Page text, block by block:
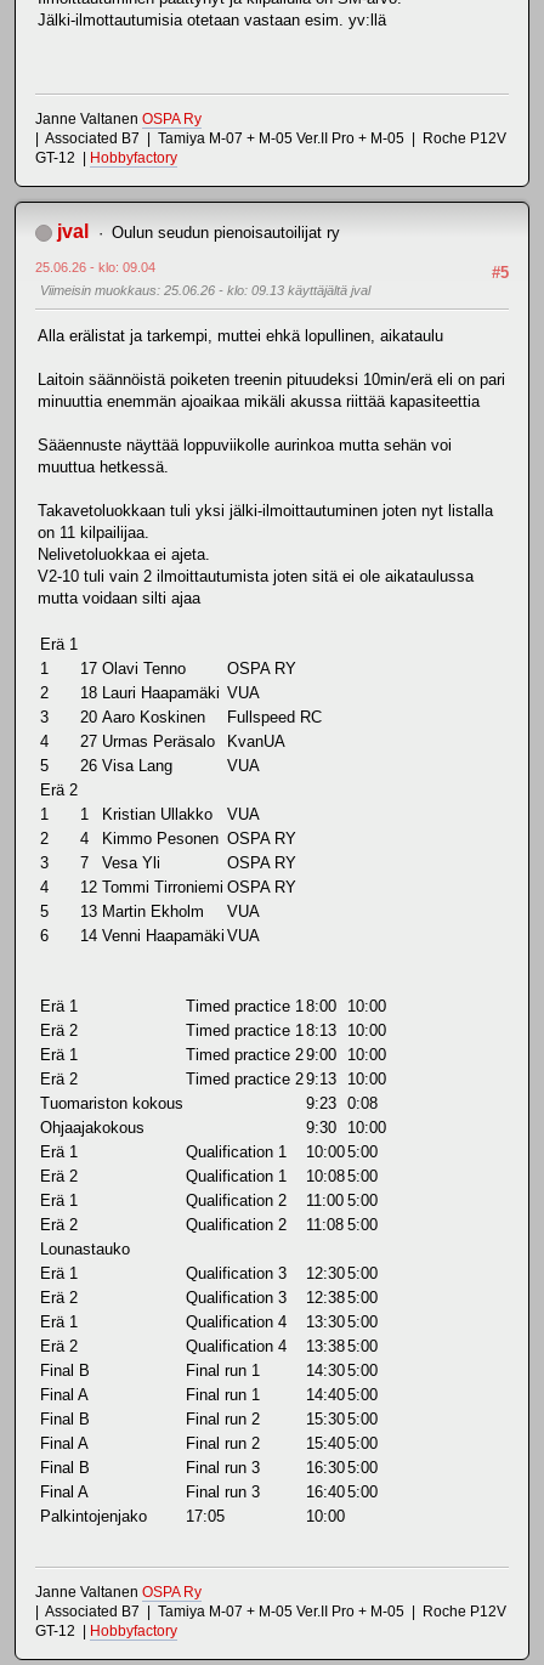
Jälki-ilmottautumisia otetaan vastaan esim. yv:llä
Janne Valtanen OSPA Ry
| Associated B7 | Tamiya M-07 + M-05 Ver.II Pro + M-05 | Roche P12V
GT-12 |
Hobbyfactory
jval Oulun seudun pienoisautoilijat ry
#5
25.06.26 - klo: 09.04
Viimeisin muokkaus: 25.06.26 - klo: 09.13 käyttäjältä jval
Alla erälistat ja tarkempi, muttei ehkä lopullinen, aikataulu
Laitoin säännöistä poiketen treenin pituudeksi 10min/erä eli on pari
minuuttia enemmän ajoaikaa mikäli akussa riittää kapasiteettia
Sääennuste näyttää loppuviikolle aurinkoa mutta sehän voi
muuttua hetkessä.
Takavetoluokkaan tuli yksi jälki-ilmoittautuminen joten nyt listalla
on 11 kilpailijaa.
Nelivetoluokkaa ei ajeta.
V2-10 tuli vain 2 ilmoittautumista joten sitä ei ole aikataulussa
mutta voidaan silti ajaa
Erä 1
1
17 Olavi Tenno
OSPA RY
2
18 Lauri Haapamäki VUA
3
20 Aaro Koskinen
Fullspeed RC
4
27 Urmas Peräsalo
KvanUA
5
26 Visa Lang
VUA
Erä 2
1
1 Kristian Ullakko
VUA
2
4 Kimmo Pesonen OSPA RY
3
7 Vesa Yli
OSPA RY
4
12 Tommi Tirroniemi OSPA RY
5
13 Martin Ekholm
VUA
6
14 Venni Haapamäki VUA
Erä 1 Timed practice 18:00
10:00
Erä 2
Timed practice 18:13
10:00
Erä 1
Timed practice 29:00
10:00
Erä 2
Timed practice 29:13
10:00
Tuomariston kokous
9:23 0:08
Ohjaajakokous
9:30
10:00
Erä 1
Qualification 1 10:005:00
Erä 2
Qualification 1 10:085:00
Erä 1
Qualification 2 11:00 5:00
Erä 2
Qualification 2 11:08 5:00
Lounastauko
Erä 1
Qualification 3 12:305:00
Erä 2
Qualification 3 12:385:00
Erä 1
Qualification 4 13:305:00
Erä 2
Qualification 4 13:385:00
Final B
Final run 1 14:305:00
Final A
Final run 1 14:405:00
Final B
Final run 2 15:305:00
Final A
Final run 2 15:405:00
Final B
Final run 3 16:305:00
Final A
Final run 3 16:405:00
Palkintojenjako
17:05 10:00
Janne Valtanen OSPA Ry
| Associated B7 | Tamiya M-07 + M-05 Ver.II Pro + M-05 | Roche P12V
GT-12 | Hobbyfactory